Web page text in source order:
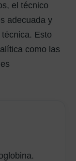
el técnico
adecuada y
Esto
como las